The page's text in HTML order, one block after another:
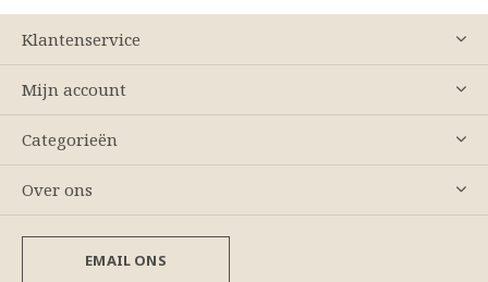
Klantenservice
Mijn account
Categorieën
Over ons
EMAIL ONS